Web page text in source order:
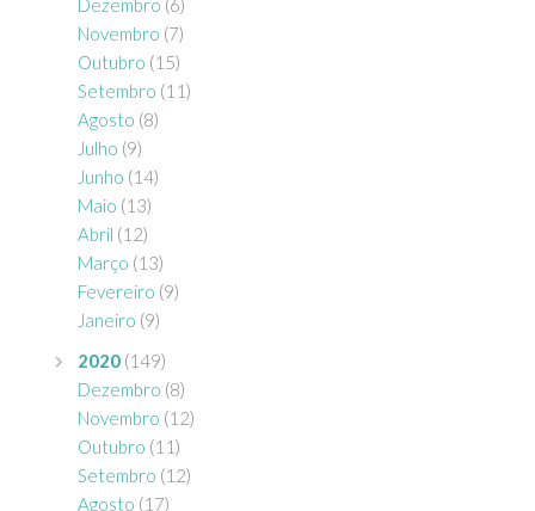
Dezembro (6)
Novembro (7)
Outubro (15)
Setembro (11)
Agosto (8)
Julho (9)
Junho (14)
Maio (13)
Abril (12)
Março (13)
Fevereiro (9)
Janeiro (9)
2020 (149)
Dezembro (8)
Novembro (12)
Outubro (11)
Setembro (12)
Agosto (17)